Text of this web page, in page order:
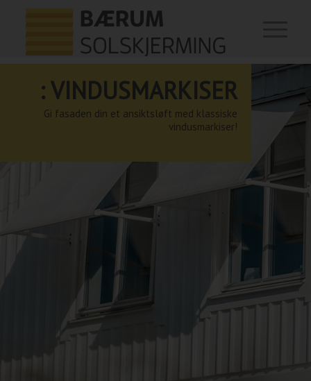
: VINDUSMARKISER
Gi fasaden din et ansiktsløft med klassiske
vindusmarkiser!